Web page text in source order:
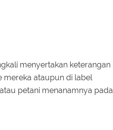
menyertakan keterangan
ataupun di label
petani menanamnya pada